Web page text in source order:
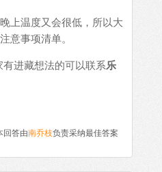
上温度又会很低，所以大
意事项清单。
进藏想法的可以联系乐
回答由南乔枝负责采纳最佳答案